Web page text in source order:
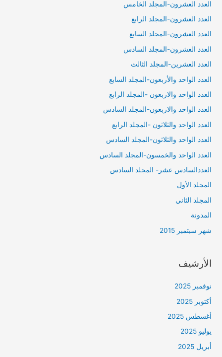
العدد العشرون-المجلد الخامس
العدد العشرون-المجلد الرابع
العدد العشرون-المجلد السابع
العدد العشرون-المجلد السادس
العدد العشرين-المجلد الثالث
العدد الواحد والأربعون-المجلد السابع
العدد الواحد والاربعون -المجلد الرابع
العدد الواحد والاربعون-المجلد السادس
العدد الواحد والثلاثون -المجلد الرابع
العدد الواحد والثلاثون-المجلد السادس
العدد الواحد والخمسون-المجلد السادس
العددالسادس عشر- المجلد السادس
المجلد الأول
المجلد الثاني
المدونة
شهر سبتمبر 2015
الأرشيف
نوفمبر 2025
أكتوبر 2025
أغسطس 2025
يوليو 2025
أبريل 2025